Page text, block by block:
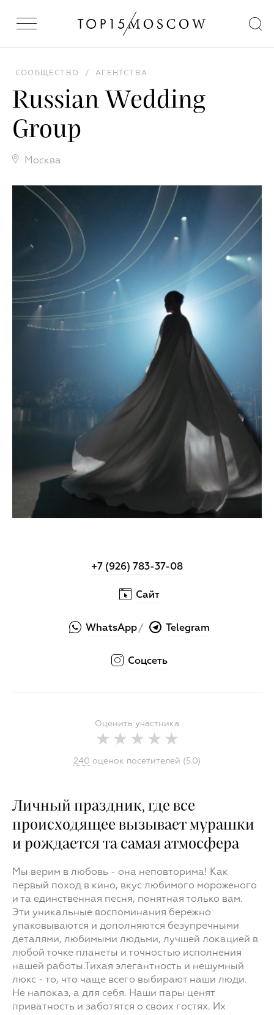
СООБЩЕСТВО / АГЕНТСТВА
Russian Wedding
Group
Москва
Оценить участника
240 оценок посетителей (5.0)
+7 (926) 783-37-08
Сайт
WhatsApp/ Telegram
Соцсеть
Личный праздник, где все
происходящее вызывает мурашки
и рождается та самая атмосфера
Мы верим в любовь - она неповторима! Как
первый поход в кино, вкус любимого мороженого
и та единственная песня, понятная только вам.
Эти уникальные воспоминания бережно
упаковываются и дополняются безупречными
деталями, любимыми людьми, лучшей локацией в
любой точке планеты и точностью исполнения
нашей работы.Тихая элегантность и нешумный
люкс - то, что чаще всего выбирают наши люди.
Не напоказ, а для себя. Наши пары ценят
приватность и заботятся о своих гостях. Их